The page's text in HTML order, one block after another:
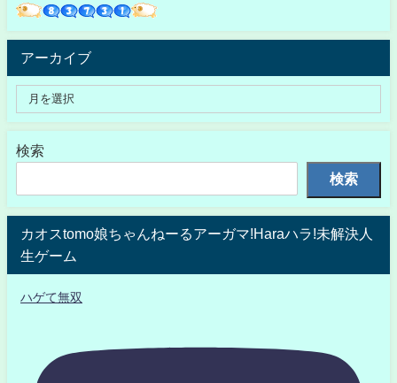
アーカイブ
検索
検索
カオスtomo娘ちゃんねーるアーガマ!Haraハラ!未解決人
生ゲーム
ハゲて無双